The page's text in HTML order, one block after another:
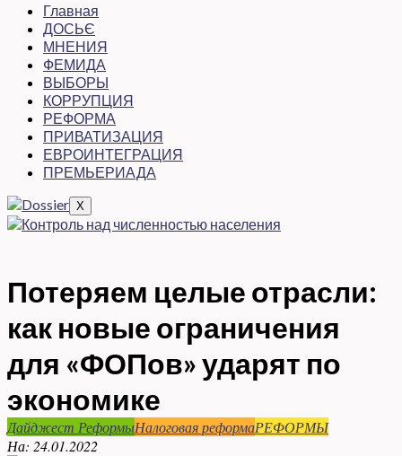
Главная
ДОСЬЄ
МНЕНИЯ
ФЕМИДА
ВЫБОРЫ
КОРРУПЦИЯ
РЕФОРМА
ПРИВАТИЗАЦИЯ
ЕВРОИНТЕГРАЦИЯ
ПРЕМЬЕРИАДА
X
Потеряем целые отрасли:
как новые ограничения
для «ФОПов» ударят по
экономике
Дайджест РеформыНалоговая реформаРЕФОРМЫ
На: 24.01.2022